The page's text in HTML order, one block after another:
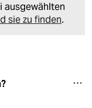
ausgewählten
sie zu finden.